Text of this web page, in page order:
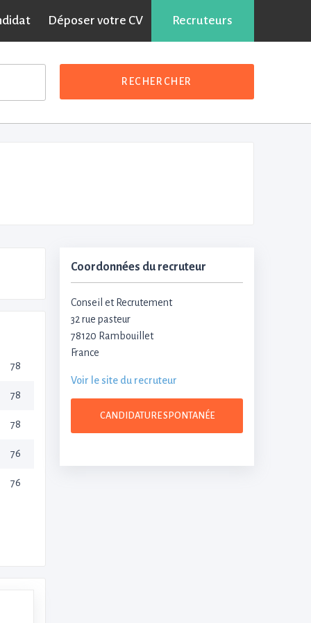
Déposer votre CV Recruteurs
RECHERCHER
78
78
78
76
76
Coordonnées du recruteur
Conseil et Recrutement
32 rue pasteur
78120 Rambouillet
France
Voir le site du recruteur
CANDIDATURE SPONTANÉE